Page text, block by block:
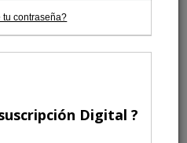
tu contraseña?
Digital ?